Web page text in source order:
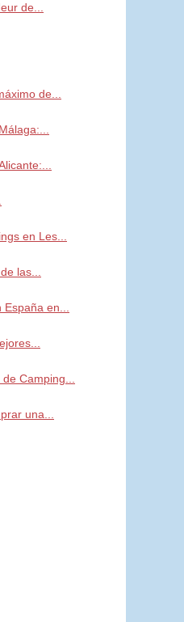
de...
de...
en Les...
las...
en...
Camping...
una...